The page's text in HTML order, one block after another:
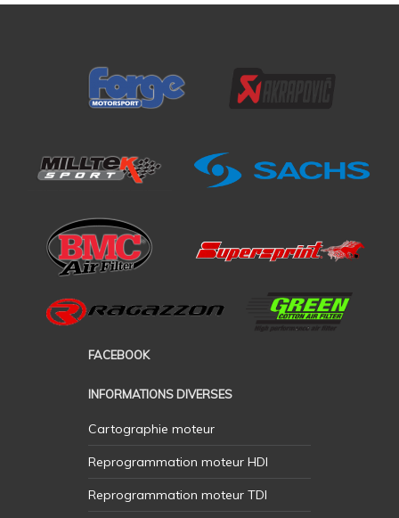
FACEBOOK
INFORMATIONS DIVERSES
Cartographie moteur
Reprogrammation moteur HDI
Reprogrammation moteur TDI